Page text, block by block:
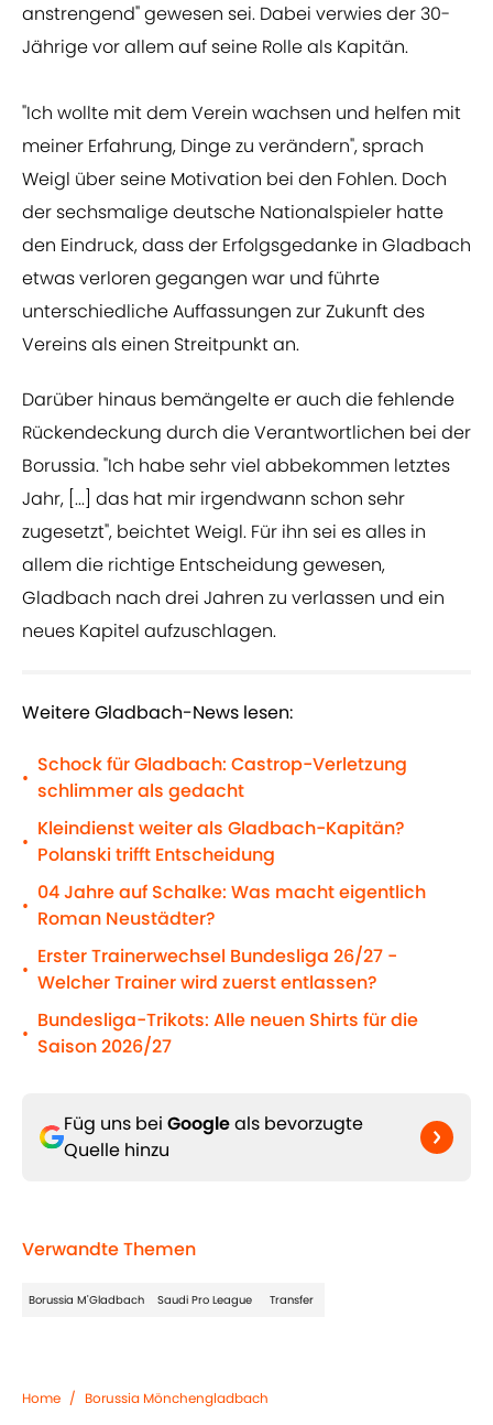
anstrengend" gewesen sei. Dabei verwies der 30-
Jährige vor allem auf seine Rolle als Kapitän.
"Ich wollte mit dem Verein wachsen und helfen mit
meiner Erfahrung, Dinge zu verändern", sprach
Weigl über seine Motivation bei den Fohlen. Doch
der sechsmalige deutsche Nationalspieler hatte
den Eindruck, dass der Erfolgsgedanke in Gladbach
etwas verloren gegangen war und führte
unterschiedliche Auffassungen zur Zukunft des
Vereins als einen Streitpunkt an.
Darüber hinaus bemängelte er auch die fehlende
Rückendeckung durch die Verantwortlichen bei der
Borussia. "Ich habe sehr viel abbekommen letztes
Jahr, [...] das hat mir irgendwann schon sehr
zugesetzt", beichtet Weigl. Für ihn sei es alles in
allem die richtige Entscheidung gewesen,
Gladbach nach drei Jahren zu verlassen und ein
neues Kapitel aufzuschlagen.
Weitere Gladbach-News lesen:
•
Schock für Gladbach: Castrop-Verletzung
schlimmer als gedacht
•
Kleindienst weiter als Gladbach-Kapitän?
Polanski trifft Entscheidung
•
04 Jahre auf Schalke: Was macht eigentlich
Roman Neustädter?
•
Erster Trainerwechsel Bundesliga 26/27 -
Welcher Trainer wird zuerst entlassen?
•
Bundesliga-Trikots: Alle neuen Shirts für die
Saison 2026/27
Füg uns bei Googleals bevorzugte
Quelle hinzu
Verwandte Themen
Borussia M'Gladbach Saudi Pro League Transfer
Home / Borussia Mönchengladbach